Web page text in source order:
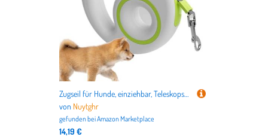
Zugseil für Hunde, einziehbar, Teleskopschnur, rutschfester, ergonomischer Griff, 14,5 cm, stoßdämpfendes Design, für nächtliche Spaziergänge, Outdoor-Wandern, Katzen- und Hundetraining
von Nuytghr
gefunden beiAmazon Marketplace
14,19 €